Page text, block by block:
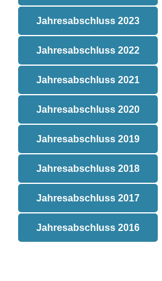
Jahresabschluss 2023
Jahresabschluss 2022
Jahresabschluss 2021
Jahresabschluss 2020
Jahresabschluss 2019
Jahresabschluss 2018
Jahresabschluss 2017
Jahresabschluss 2016